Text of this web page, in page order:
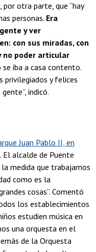
por otra parte, que “hay
personas. Era
y ver
con sus miradas, con
no poder articular
se iba a casa contento.
y felices
indicó.
Juan Pablo II, en
. El alcalde de Puente
la medida que trabajamos
como es la
cosas”. Comentó
los establecimientos
estudien música en
una orquesta en el
de la Orquesta